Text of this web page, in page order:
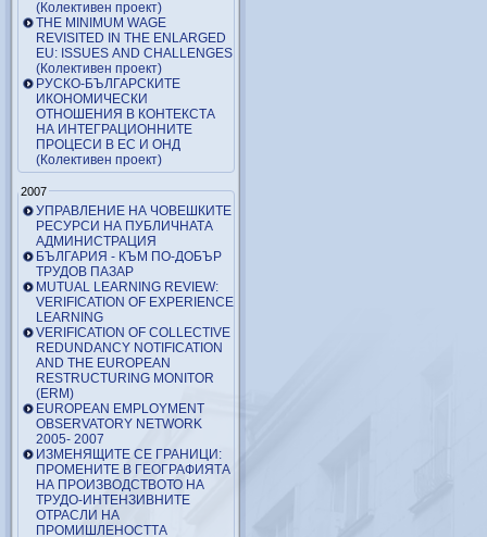
(Колективен проект)
THE MINIMUM WAGE
REVISITED IN THE ENLARGED
EU: ISSUES AND CHALLENGES
(Колективен проект)
РУСКО-БЪЛГАРСКИТЕ
ИКОНОМИЧЕСКИ
ОТНОШЕНИЯ В КОНТЕКСТА
НА ИНТЕГРАЦИОННИТЕ
ПРОЦЕСИ В ЕС И ОНД
(Колективен проект)
2007
УПРАВЛЕНИЕ НА ЧОВЕШКИТЕ
РЕСУРСИ НА ПУБЛИЧНАТА
АДМИНИСТРАЦИЯ
БЪЛГАРИЯ - КЪМ ПО-ДОБЪР
ТРУДОВ ПАЗАР
MUTUAL LEARNING REVIEW:
VERIFICATION OF EXPERIENCE
LEARNING
VERIFICATION OF COLLECTIVE
REDUNDANCY NOTIFICATION
AND THE EUROPEAN
RESTRUCTURING MONITOR
(ERM)
EUROPEAN EMPLOYMENT
OBSERVATORY NETWORK
2005- 2007
ИЗМЕНЯЩИТЕ СЕ ГРАНИЦИ:
ПРОМЕНИТЕ В ГЕОГРАФИЯТА
НА ПРОИЗВОДСТВОТО НА
ТРУДО-ИНТЕНЗИВНИТЕ
ОТРАСЛИ НА
ПРОМИШЛЕНОСТТА